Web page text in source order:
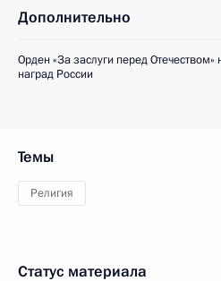
Дополнительно
Орден «За заслуги перед Отечеством»
наград России
Темы
Религия
Статус материала